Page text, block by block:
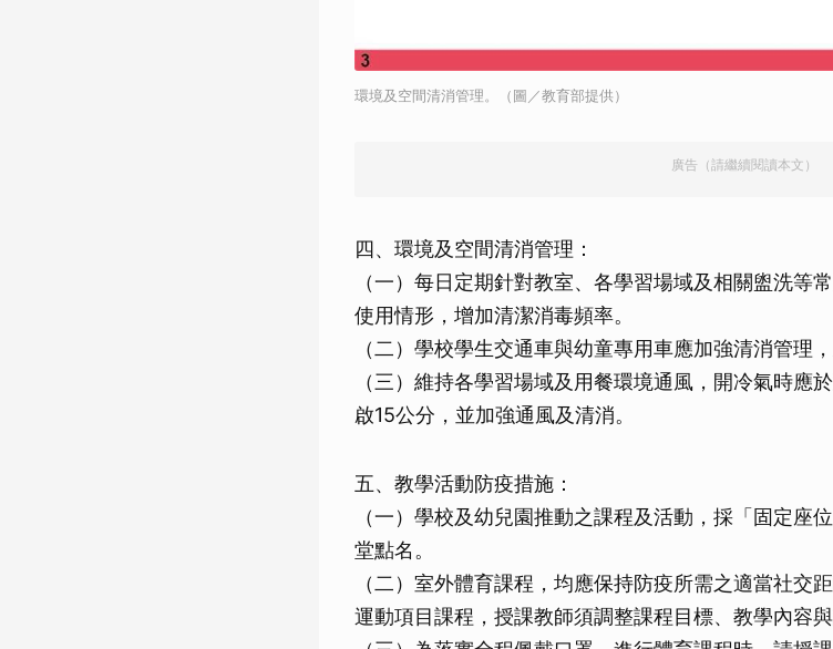
環境及空間清消管理。（圖／教育部提供）
廣告（請繼續閱讀本文）
四、環境及空間清消管理：
（一）每日定期針對教室、各學習場域及相關盥洗等
使用情形，增加清潔消毒頻率。
（二）學校學生交通車與幼童專用車應加強清消管理
（三）維持各學習場域及用餐環境通風，開冷氣時應
啟15公分，並加強通風及清消。
五、教學活動防疫措施：
（一）學校及幼兒園推動之課程及活動，採「固定座
堂點名。
（二）室外體育課程，均應保持防疫所需之適當社交
運動項目課程，授課教師須調整課程目標、教學內容